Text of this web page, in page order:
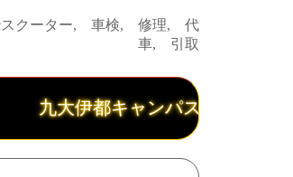
スクーター, 車検, 修理, 代
車, 引取
九大伊都キャンパスから３分、